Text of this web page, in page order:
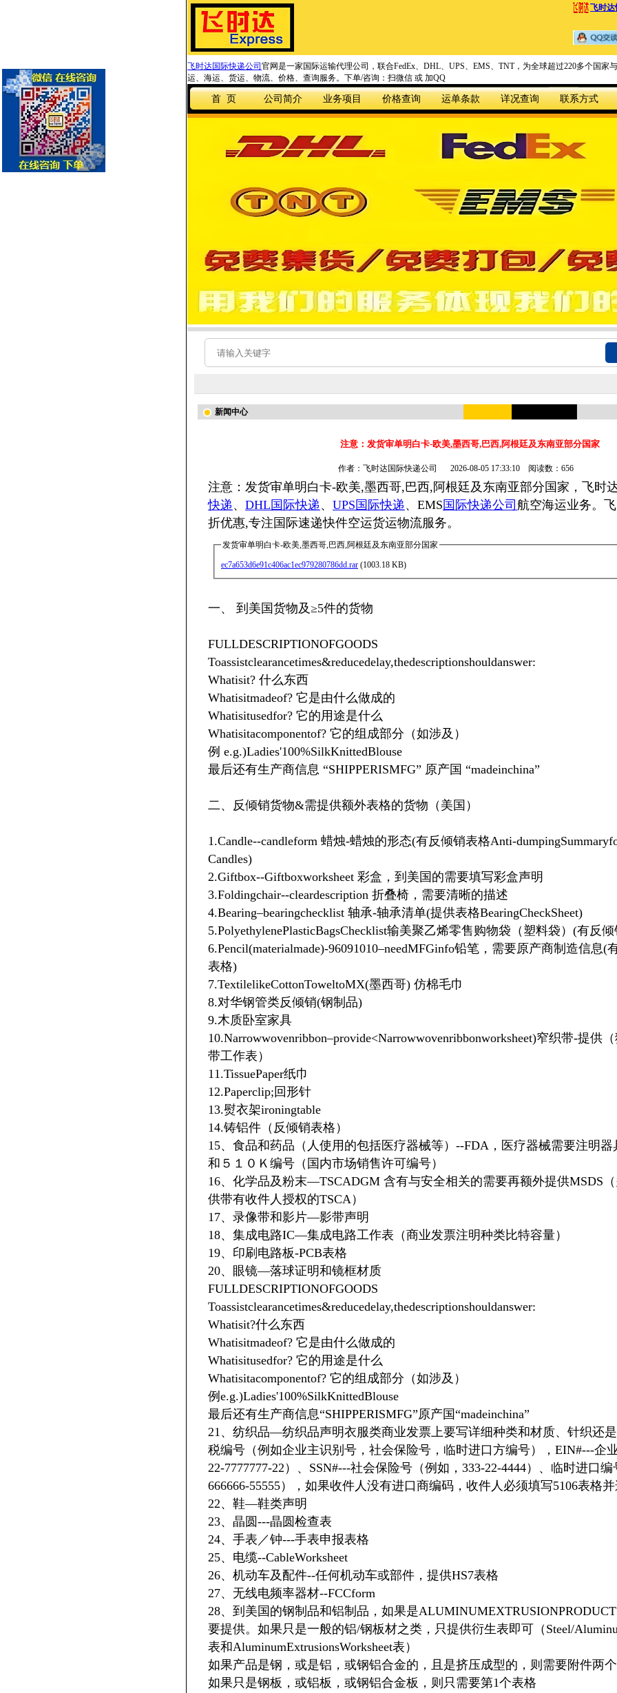
飞时达
飞时达国际快递公司 官网是一家国际运输代理公司，联合FedEx、DHL、UPS、EMS、TNT，为全球超过220多个国家
运、海运、货运、物流、价格、查询服务。下单/咨询：扫微信 或 加QQ
首 页 公司简介 业务项目 价格查询 运单条款 详况查询 联系方式
新闻中心
注意：发货审单明白卡-欧美,墨西哥,巴西,阿根廷及东南亚部分国家
作者：飞时达国际快递公司 2026-08-05 17:33:10 阅读数：656
注意：发货审单明白卡-欧美,墨西哥,巴西,阿根廷及东南亚部分国家，飞时
快递 、 DHL国际快递 、 UPS国际快递 、EMS 国际快递公司 航空海运业务。
折优惠,专注国际速递快件空运货运物流服务。
发货审单明白卡-欧美,墨西哥,巴西,阿根廷及东南亚部分国家
ec7a653d6e91c406ac1ec979280786dd.rar (1003.18 KB)
一、 到美国货物及≥5件的货物
FULLDESCRIPTIONOFGOODS
Toassistclearancetimes&reducedelay,thedescriptionshouldanswer:
Whatisit? 什么东西
Whatisitmadeof? 它是由什么做成的
Whatisitusedfor? 它的用途是什么
Whatisitacomponentof? 它的组成部分（如涉及）
例 e.g.)Ladies'100%SilkKnittedBlouse
最后还有生产商信息 “SHIPPERISMFG” 原产国 “madeinchina”
二、反倾销货物&需提供额外表格的货物（美国）
1.Candle--candleform 蜡烛-蜡烛的形态(有反倾销表格Anti-
Candles)
2.Giftbox--Giftboxworksheet 彩盒，到美国的需要填写彩盒声明
3.Foldingchair--cleardescription 折叠椅，需要清晰的描述
4.Bearing–bearingchecklist 轴承-轴承清单(提供表格BearingCheckSheet)
5.PolyethylenePlasticBagsChecklist输美聚乙烯零售购物袋（塑料袋）(有反
6.Pencil(materialmade)-96091010–needMFGinfo铅笔，需要原产商制造信息(
表格)
7.TextilelikeCottonToweltoMX(墨西哥) 仿棉毛巾
8.对华钢管类反倾销(钢制品)
9.木质卧室家具
10.Narrowwovenribbon–provide<Narrowwovenribbonworksheet)窄织带-提供
带工作表）
11.TissuePaper纸巾
12.Paperclip;回形针
13.熨衣架ironingtable
14.铸铝件（反倾销表格）
15、食品和药品（人使用的包括医疗器械等）--FDA，医疗器械需要注明
和５１０Ｋ编号（国内市场销售许可编号）
16、化学品及粉末—TSCADGM 含有与安全相关的需要再额外提供MSDS
供带有收件人授权的TSCA）
17、录像带和影片—影带声明
18、集成电路IC—集成电路工作表（商业发票注明种类比特容量）
19、印刷电路板-PCB表格
20、眼镜—落球证明和镜框材质
FULLDESCRIPTIONOFGOODS
Toassistclearancetimes&reducedelay,thedescriptionshouldanswer:
Whatisit?什么东西
Whatisitmadeof? 它是由什么做成的
Whatisitusedfor? 它的用途是什么
Whatisitacomponentof? 它的组成部分（如涉及）
例e.g.)Ladies'100%SilkKnittedBlouse
最后还有生产商信息“SHIPPERISMFG”原产国“madeinchina”
21、纺织品—纺织品声明衣服类商业发票上要写详细种类和材质、针织还
税编号（例如企业主识别号，社会保险号，临时进口方编号），EIN#---企
22-7777777-22）、SSN#---社会保险号（例如，333-22-4444）、临时进口
666666-55555），如果收件人没有进口商编码，收件人必须填写5106表格
22、鞋—鞋类声明
23、晶圆---晶圆检查表
24、手表／钟---手表申报表格
25、电缆--CableWorksheet
26、机动车及配件--任何机动车或部件，提供HS7表格
27、无线电频率器材--FCCform
28、到美国的钢制品和铝制品，如果是
要提供。如果只是一般的铝/钢板材之类，只提供衍生表即可（Steel/
表和AluminumExtrusionsWorksheet表）
如果产品是钢，或是铝，或钢铝合金的，且是挤压成型的，则需要附件两
如果只是钢板，或铝板，或钢铝合金板，则只需要第1个表格